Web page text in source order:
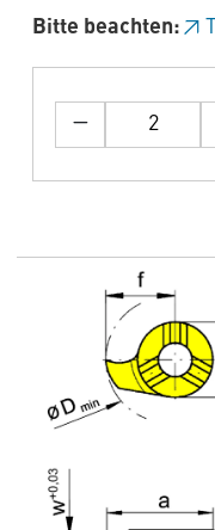
Bitte beachten: